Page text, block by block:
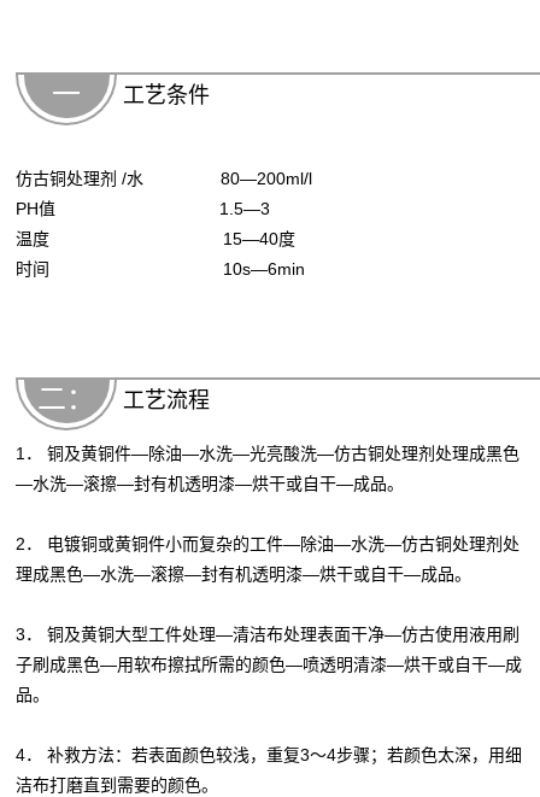
一 工艺条件
仿古铜处理剂 /水 80—200ml/l
PH值 1.5—3
温度 15—40度
时间 10s—6min
二： 工艺流程
1． 铜及黄铜件—除油—水洗—光亮酸洗—仿古铜处理剂处理成黑色
—水洗—滚擦—封有机透明漆—烘干或自干—成品。
2． 电镀铜或黄铜件小而复杂的工件—除油—水洗—仿古铜处理剂处
理成黑色—水洗—滚擦—封有机透明漆—烘干或自干—成品。
3． 铜及黄铜大型工件处理—清洁布处理表面干净—仿古使用液用刷
子刷成黑色—用软布擦拭所需的颜色—喷透明清漆—烘干或自干—成
品。
4． 补救方法：若表面颜色较浅，重复3～4步骤；若颜色太深，用细
洁布打磨直到需要的颜色。